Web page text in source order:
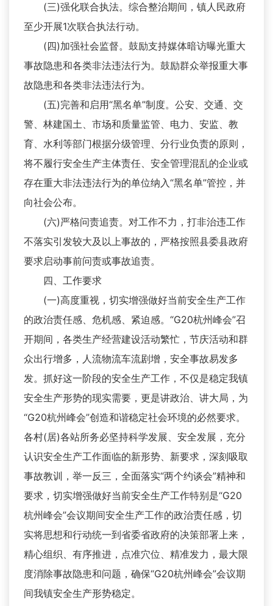
(三)强化联合执法。综合整治期间，镇人民政府
至少开展1次联合执法行动。
(四)加强社会监督。鼓励支持媒体暗访曝光重大
事故隐患和各类非法违法行为。鼓励群众举报重大事
故隐患和各类非法违法行为。
(五)完善和启用“黑名单”制度。公安、交通、交
警、林建国土、市场和质量监管、电力、安监、教
育、水利等部门根据分级管理、分行业负责的原则，
将不履行安全生产主体责任、安全管理混乱的企业或
存在重大非法违法行为的单位纳入“黑名单”管控，并
向社会公布。
(六)严格问责追责。对工作不力，打非治违工作
不落实引发较大及以上事故的，严格按照县委县政府
要求启动事前问责或事故追责。
四、工作要求
(一)高度重视，切实增强做好当前安全生产工作
的政治责任感、危机感、紧迫感。“G20杭州峰会”召
开期间，各类生产经营建设活动繁忙，节庆活动和群
众出行增多，人流物流车流剧增，安全事故易发多
发。抓好这一阶段的安全生产工作，不仅是稳定我镇
安全生产形势的现实需要，更是讲政治、讲大局，为
“G20杭州峰会”创造和谐稳定社会环境的必然要求。
各村(居)各站所务必坚持科学发展、安全发展，充分
认识安全生产工作面临的新形势、新要求，深刻吸取
事故教训，举一反三，全面落实“两个约谈会”精神和
要求，切实增强做好当前安全生产工作特别是“G20
杭州峰会”会议期间安全生产工作的政治责任感，切
实将思想和行动统一到省委省政府的决策部署上来，
精心组织、有序推进，点准穴位、精准发力，最大限
度消除事故隐患和问题，确保“G20杭州峰会”会议期
间我镇安全生产形势稳定。